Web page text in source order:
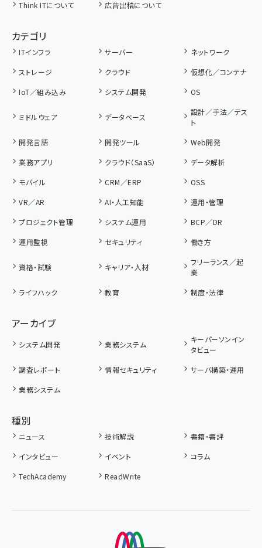
Think ITについて 広告出稿について
カテゴリ
ITインフラ サーバー
ネットワーク
ストレージ
クラウド
仮想化／コンテナ
IoT／組み込み
システム開発 OS
ミドルウェア データベース
設計／手法／テス
ト
開発言語
開発ツール
Web開発
業務アプリ
クラウド（SaaS）
データ解析
モバイル
CRM／ERP
OSS
VR／AR
AI・人工知能
運用・管理
プロジェクト管理
システム運用
BCP／DR
運用監視
セキュリティ 働き方
資格・試験 キャリア・人材
フリーランス／起
業
ライフハック
教育 制度・法律
アーカイブ
システム開発 業務システム
キーパーソンイン
タビュー
調査レポート
情報セキュリティ
サーバ構築・運用
業務システム
種別
ニュース 技術解説
書籍・書評
インタビュー
イベント
コラム
TechAcademy
ReadWrite